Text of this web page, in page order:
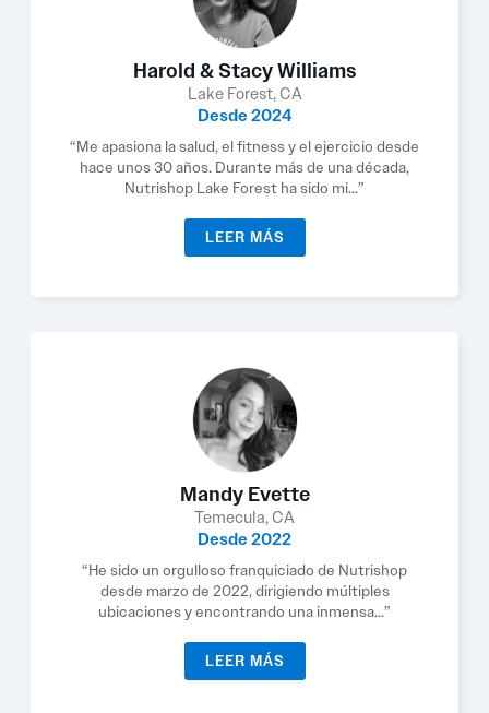
Harold & Stacy Williams
Lake Forest, CA
Desde 2024
“Me apasiona la salud, el fitness y el ejercicio desde
hace unos 30 años. Durante más de una década,
Nutrishop Lake Forest ha sido mi...”
LEER MÁS
Mandy Evette
Temecula, CA
Desde 2022
“He sido un orgulloso franquiciado de Nutrishop
desde marzo de 2022, dirigiendo múltiples
ubicaciones y encontrando una inmensa...”
LEER MÁS